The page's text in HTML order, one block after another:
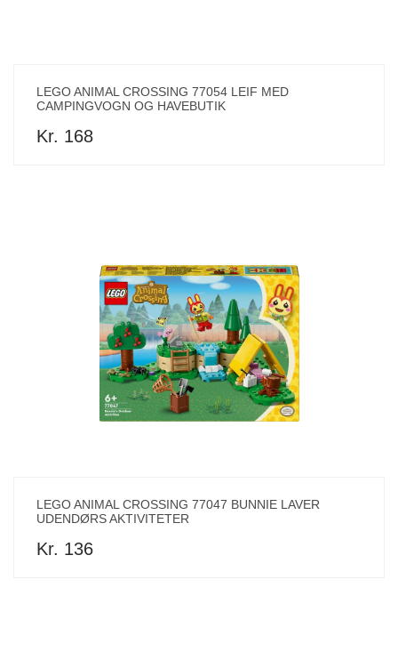
LEGO ANIMAL CROSSING 77054 LEIF MED
CAMPINGVOGN OG HAVEBUTIK
Kr. 168
LEGO ANIMAL CROSSING 77047 BUNNIE LAVER
UDENDØRS AKTIVITETER
Kr. 136